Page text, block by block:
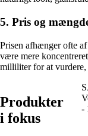
5. Pris og
Prisen afhænger ofte
være mere
milliliter for at vurdere,
Produkter
i fokus
-